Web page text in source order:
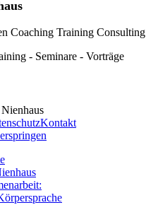
Coaching Training Consulting
- Seminare - Vorträge
Kontakt